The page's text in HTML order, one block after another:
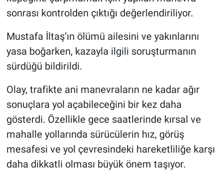
sonrası kontrolden çıktığı değerlendiriliyor.
Mustafa İltaş’ın ölümü ailesini ve yakınlarını
yasa boğarken, kazayla ilgili soruşturmanın
sürdüğü bildirildi.
Olay, trafikte ani manevraların ne kadar ağır
sonuçlara yol açabileceğini bir kez daha
gösterdi. Özellikle gece saatlerinde kırsal ve
mahalle yollarında sürücülerin hız, görüş
mesafesi ve yol çevresindeki hareketliliğe karşı
daha dikkatli olması büyük önem taşıyor.